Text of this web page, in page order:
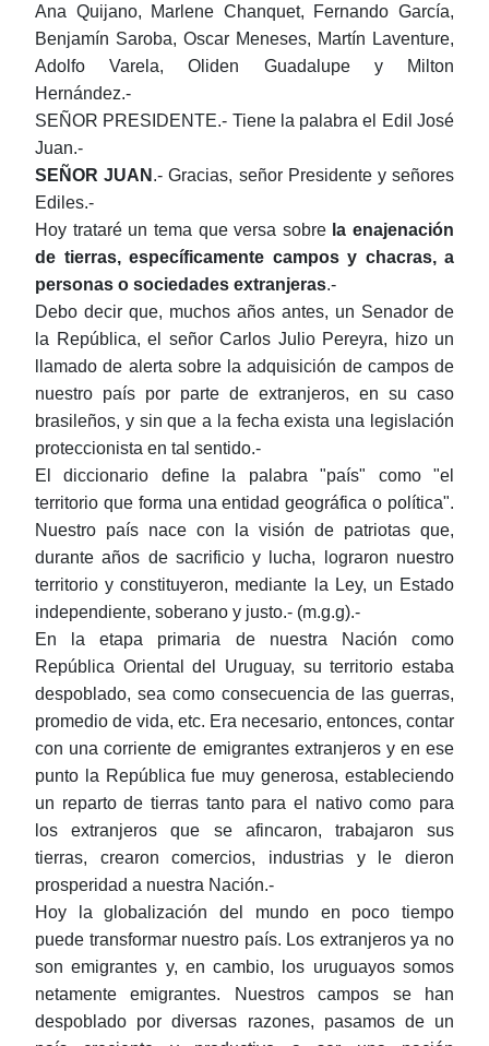
Ana Quijano, Marlene Chanquet, Fernando García,
Benjamín Saroba, Oscar Meneses, Martín Laventure,
Adolfo Varela, Oliden Guadalupe y Milton
Hernández.-
SEÑOR PRESIDENTE.- Tiene la palabra el Edil José
Juan.-
SEÑORJUAN .- Gracias, señor Presidente y señores
Ediles.-
Hoy trataré un tema que versa sobrela enajenación
de tierras, específicamente campos y chacras, a
personas o sociedades extranjeras.-
Debo decir que, muchos años antes, un Senador de
la República, el señor Carlos Julio Pereyra, hizo un
llamado de alerta sobre la adquisición de campos de
nuestro país por parte de extranjeros, en su caso
brasileños, y sin que a la fecha exista una legislación
proteccionista en tal sentido.-
El diccionario define la palabra "país" como "el
territorio que forma una entidad geográfica o política".
Nuestro país nace con la visión de patriotas que,
durante años de sacrificio y lucha, lograron nuestro
territorio y constituyeron, mediante la Ley, un Estado
independiente, soberano y justo.- (m.g.g).-
En la etapa primaria de nuestra Nación como
República Oriental del Uruguay, su territorio estaba
despoblado, sea como consecuencia de las guerras,
promedio de vida, etc. Era necesario, entonces, contar
con una corriente de emigrantes extranjeros y en ese
punto la República fue muy generosa, estableciendo
un reparto de tierras tanto para el nativo como para
los extranjeros que se afincaron, trabajaron sus
tierras, crearon comercios, industrias y le dieron
prosperidad a nuestra Nación.-
Hoy la globalización del mundo en poco tiempo
puede transformar nuestro país. Los extranjeros ya no
son emigrantes y, en cambio, los uruguayos somos
netamente emigrantes. Nuestros campos se han
despoblado por diversas razones, pasamos de un